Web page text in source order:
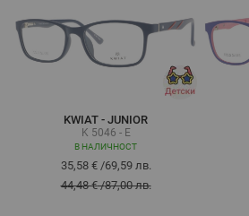
KWIAT - JUNIOR
K 5046 - E
В НАЛИЧНОСТ
35,58 €/69,59 лв.
44,48 €/87,00 лв.